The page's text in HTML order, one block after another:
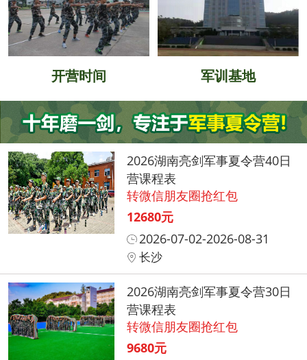
开营时间 军训基地
2026湖南亮剑军事夏令营40日
营课程表
转微信朋友圈抢红包
12680元
2026-07-02-2026-08-31
长沙
2026湖南亮剑军事夏令营30日
营课程表
转微信朋友圈抢红包
9680元